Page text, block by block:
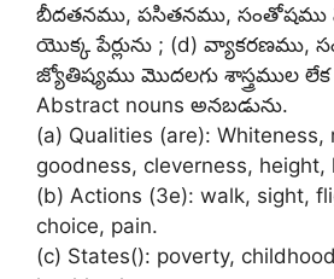
బీదతనము, పసితనము, సంతోషము
యొక్క పేర్లును ; (d) వ్యాకరణము,
జ్యోతిష్యము మొదలగు శాస్త్రముల లేక
Abstract nouns అనబడును.
(a) Qualities (are): Whiteness,
goodness, cleverness, height,
(b) Actions (3e): walk, sight,
choice, pain.
(c) States(): poverty,